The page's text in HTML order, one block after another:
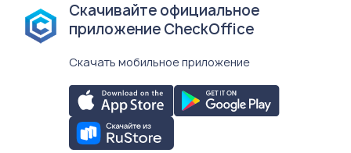
Скачивайте официальное
приложение CheckOffice
Скачать мобильное приложение